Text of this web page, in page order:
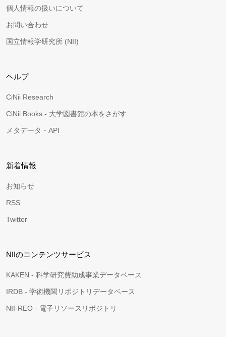
個人情報の扱いについて
お問い合わせ
国立情報学研究所 (NII)
ヘルプ
CiNii Research
CiNii Books - 大学図書館の本をさがす
メタデータ・API
新着情報
お知らせ
RSS
Twitter
NIIのコンテンツサービス
KAKEN - 科学研究費助成事業データベース
IRDB - 学術機関リポジトリデータベース
NII-REO - 電子リソースリポジトリ